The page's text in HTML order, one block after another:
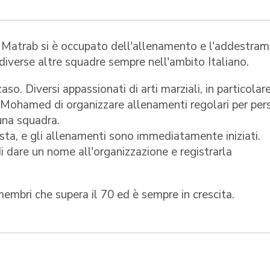
si è occupato dell'allenamento e
altre squadre sempre nell'ambito Italiano.
Diversi appassionati di arti marziali, in
di organizzare allenamenti regolari per
squadra.
e gli allenamenti sono immediatamente iniziati.
un nome all'organizzazione e registrarla
che supera il 70 ed è sempre in crescita.